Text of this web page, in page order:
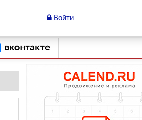
Войти